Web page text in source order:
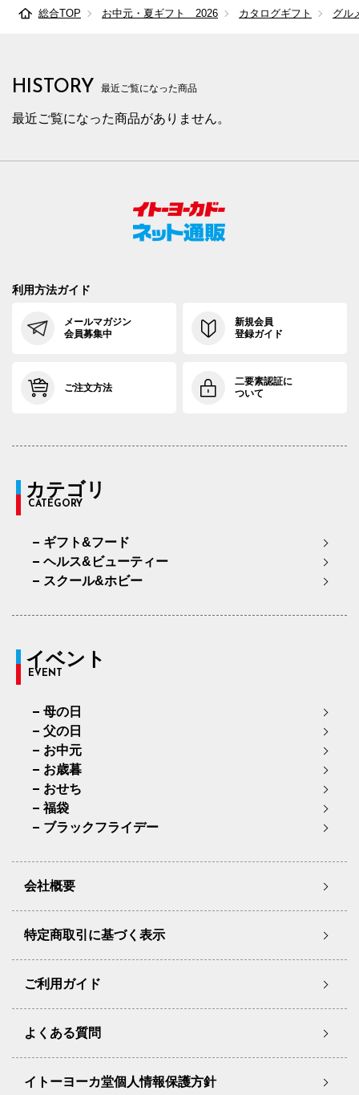
総合TOP お中元・夏ギフト 2026 カタログギフト グル
HISTORY 最近ご覧になった商品
最近ご覧になった商品がありません。
利用方法ガイド
メールマガジン
会員募集中
新規会員
登録ガイド
ご注文方法
二要素認証に
ついて
カテゴリ
CATEGORY
ギフト&フード
ヘルス&ビューティー
スクール&ホビー
イベント
EVENT
母の日
父の日
お中元
お歳暮
おせち
福袋
ブラックフライデー
会社概要
特定商取引に基づく表示
ご利用ガイド
よくある質問
イトーヨーカ堂個人情報保護方針